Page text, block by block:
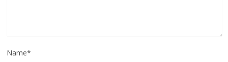
Name*